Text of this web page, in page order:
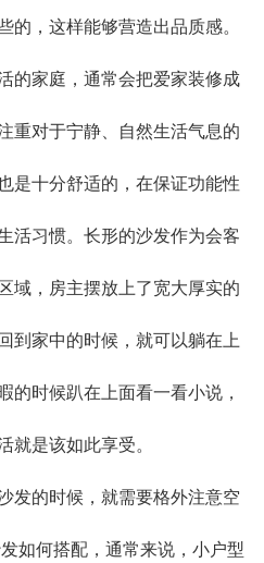
，这样能够营造出品质感。
的家庭，通常会把爱家装修成
重对于宁静、自然生活气息的
是十分舒适的，在保证功能性
活习惯。长形的沙发作为会客
域，房主摆放上了宽大厚实的
到家中的时候，就可以躺在上
的时候趴在上面看一看小说，
是该如此享受。
发的时候，就需要格外注意空
如何搭配，通常来说，小户型